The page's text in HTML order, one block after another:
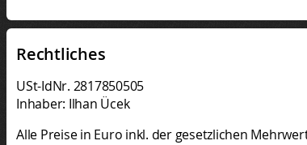
Rechtliches
USt-IdNr. 2817850505
Inhaber: Ilhan Ücek
Alle Preise in Euro inkl. der gesetzlichen